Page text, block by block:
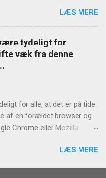
LÆS MERE
tydeligt for
væk fra denne
for alle, at det er på tide
af en forældet browser og
Chrome eller Mozilla
1081127LÆS MERE